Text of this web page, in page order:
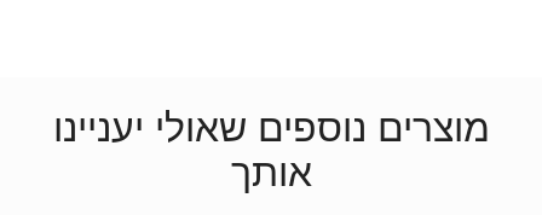
מוצרים נוספים שאולי יעניינו
אותך